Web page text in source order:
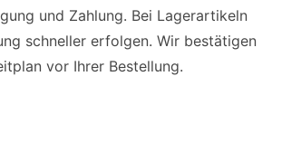
und Zahlung. Bei Lagerartikeln
schneller erfolgen. Wir bestätigen
vor Ihrer Bestellung.